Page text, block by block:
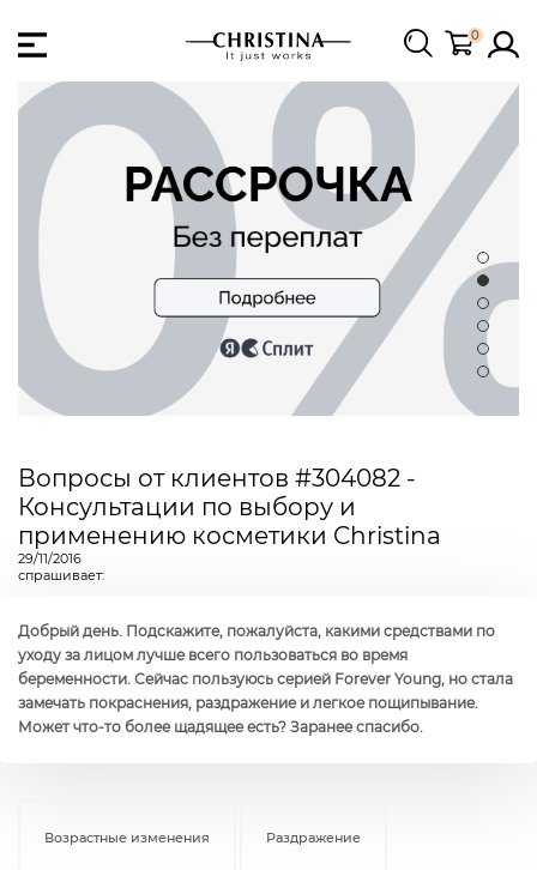
0
Вопросы от клиентов #304082 -
Консультации по выбору и
применению косметики Christina
29/11/2016
спрашивает:
Добрый день. Подскажите, пожалуйста, какими средствами по
уходу за лицом лучше всего пользоваться во время
беременности. Сейчас пользуюсь серией Forever Young, но стала
замечать покраснения, раздражение и легкое пощипывание.
Может что-то более щадящее есть? Заранее спасибо.
Возрастные изменения Раздражение